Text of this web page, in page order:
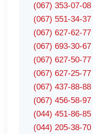
(067) 353-07-08
(067) 551-34-37
(067) 627-62-77
(067) 693-30-67
(067) 627-50-77
(067) 627-25-77
(067) 437-88-88
(067) 456-58-97
(044) 451-86-85
(044) 205-38-70